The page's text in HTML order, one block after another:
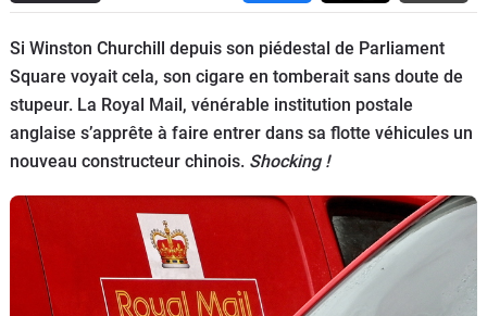
Utilitaires
Flottes
Auto
Services
Forum
Moto
Si Winston Churchill depuis son piédestal de Parliament
Square voyait cela, son cigare en tomberait sans doute de
stupeur. La Royal Mail, vénérable institution postale
anglaise s’apprête à faire entrer dans sa flotte véhicules un
nouveau constructeur chinois. Shocking !